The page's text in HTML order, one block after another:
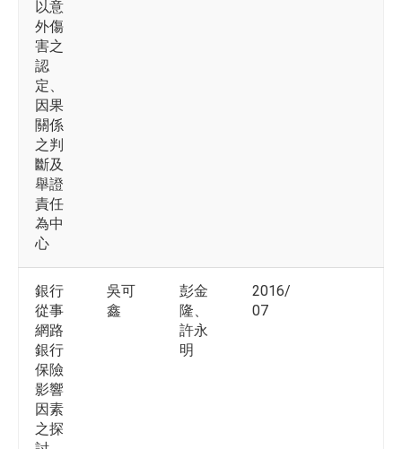
以意
外傷
害之
認
定、
因果
關係
之判
斷及
舉證
責任
為中
心
銀行
從事
網路
銀行
保險
影響
因素
之探
吳可
鑫
彭金
隆、
許永
明
2016/
07